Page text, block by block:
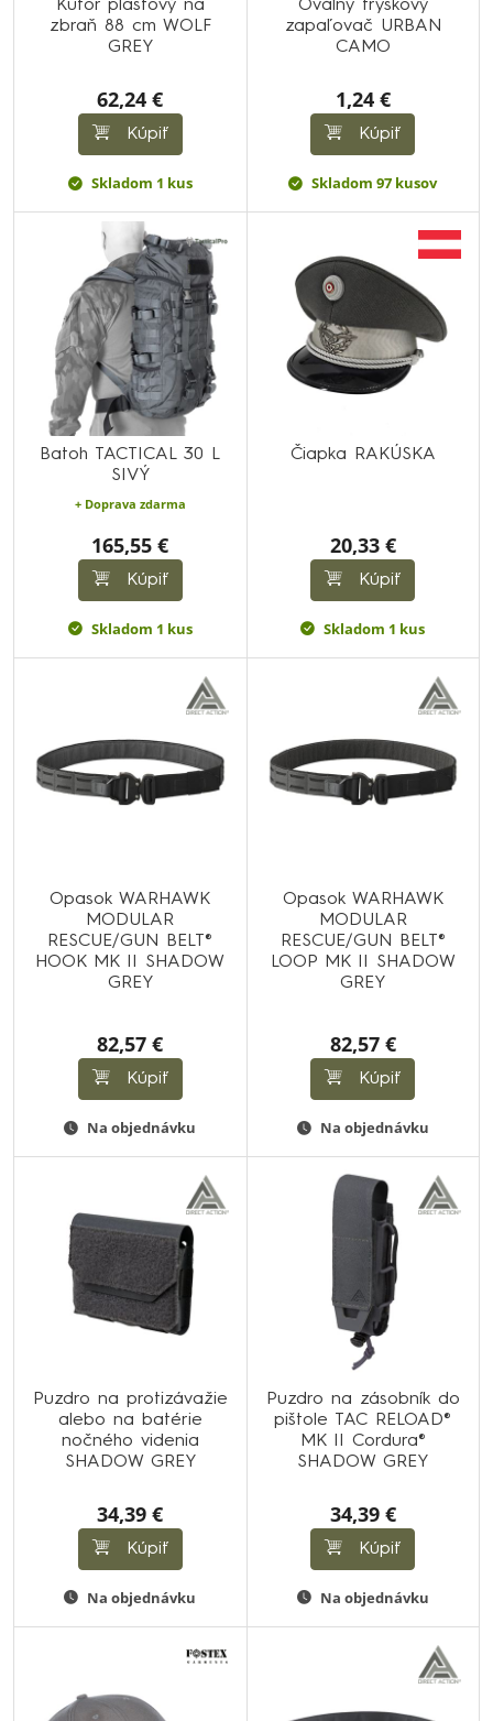
Kufor plastový na
zbraň 88 cm WOLF
GREY
62,24 €
Kúpiť
Skladom 1 kus
Oválny tryskový
zapaľovač URBAN
CAMO
1,24 €
Kúpiť
Skladom 97 kusov
Batoh TACTICAL 30 L
SIVÝ
+ Doprava zdarma
165,55 €
Kúpiť
Skladom 1 kus
Čiapka RAKÚSKA
20,33 €
Kúpiť
Skladom 1 kus
Opasok WARHAWK
MODULAR
RESCUE/GUN BELT®
HOOK MK II SHADOW
GREY
82,57 €
Kúpiť
Na objednávku
Opasok WARHAWK
MODULAR
RESCUE/GUN BELT®
LOOP MK II SHADOW
GREY
82,57 €
Kúpiť
Na objednávku
Puzdro na protizávažie
alebo na batérie
nočného videnia
SHADOW GREY
34,39 €
Kúpiť
Na objednávku
Puzdro na zásobník do
pištole TAC RELOAD®
MK II Cordura®
SHADOW GREY
34,39 €
Kúpiť
Na objednávku